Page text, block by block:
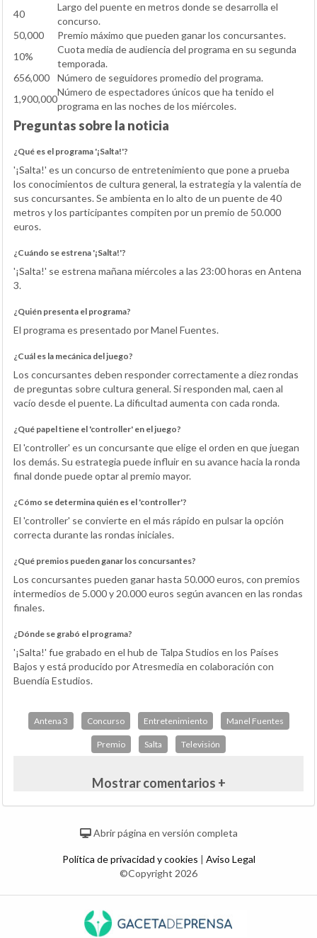
40
Largo del puente en metros donde se desarrolla el
concurso.
50,000
Premio máximo que pueden ganar los concursantes.
10%
Cuota media de audiencia del programa en su segunda
temporada.
656,000
Número de seguidores promedio del programa.
1,900,000
Número de espectadores únicos que ha tenido el
programa en las noches de los miércoles.
Preguntas sobre la noticia
¿Qué es el programa '¡Salta!'?
'¡Salta!' es un concurso de entretenimiento que pone a prueba
los conocimientos de cultura general, la estrategia y la valentía de
sus concursantes. Se ambienta en lo alto de un puente de 40
metros y los participantes compiten por un premio de 50.000
euros.
¿Cuándo se estrena '¡Salta!'?
'¡Salta!' se estrena mañana miércoles a las 23:00 horas en Antena
3.
¿Quién presenta el programa?
El programa es presentado por Manel Fuentes.
¿Cuál es la mecánica del juego?
Los concursantes deben responder correctamente a diez rondas
de preguntas sobre cultura general. Si responden mal, caen al
vacío desde el puente. La dificultad aumenta con cada ronda.
¿Qué papel tiene el 'controller' en el juego?
El 'controller' es un concursante que elige el orden en que juegan
los demás. Su estrategia puede influir en su avance hacia la ronda
final donde puede optar al premio mayor.
¿Cómo se determina quién es el 'controller'?
El 'controller' se convierte en el más rápido en pulsar la opción
correcta durante las rondas iniciales.
¿Qué premios pueden ganar los concursantes?
Los concursantes pueden ganar hasta 50.000 euros, con premios
intermedios de 5.000 y 20.000 euros según avancen en las rondas
finales.
¿Dónde se grabó el programa?
'¡Salta!' fue grabado en el hub de Talpa Studios en los Países
Bajos y está producido por Atresmedia en colaboración con
Buendía Estudios.
Antena 3 Concurso Entretenimiento Manel Fuentes
Premio Salta Televisión
Mostrar comentarios +
Abrir página en versión completa
Política de privacidad y cookies | Aviso Legal
©Copyright 2026